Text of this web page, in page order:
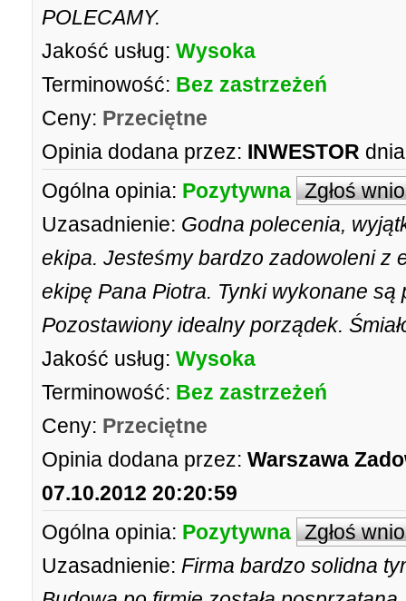
POLECAMY.
Jakość usług: Wysoka
Terminowość: Bez zastrzeżeń
Ceny: Przeciętne
Opinia dodana przez: INWESTOR
Ogólna opinia: Pozytywna Zgłoś
Uzasadnienie: Godna polecenia,
ekipa. Jesteśmy bardzo zadowoleni z
ekipę Pana Piotra. Tynki wykonane
Pozostawiony idealny porządek.
Jakość usług: Wysoka
Terminowość: Bez zastrzeżeń
Ceny: Przeciętne
Opinia dodana przez: Warszawa
07.10.2012 20:20:59
Ogólna opinia: Pozytywna Zgłoś
Uzasadnienie: Firma bardzo solidna